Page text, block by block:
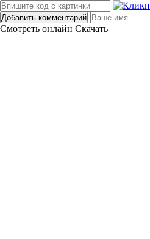
Добавить комментарий
Смотреть онлайн Скачать